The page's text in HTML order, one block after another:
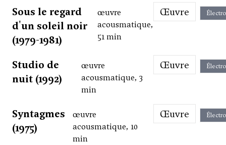
Sous le regard
d'un soleil noir
(1979-1981)
œuvre
acousmatique,
51 min
Œuvre
Studio de
nuit (1992)
œuvre
acousmatique, 3
min
Œuvre
Syntagmes
(1975)
œuvre
acousmatique, 10
min
Œuvre